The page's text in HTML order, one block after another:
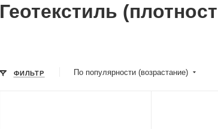
Геотекстиль
ФИЛЬТР По популярности (возрастание)